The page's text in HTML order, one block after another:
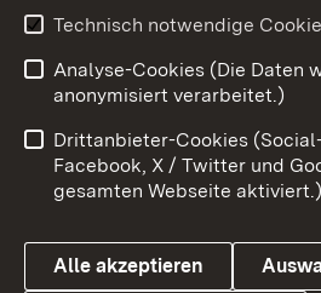
Youtube
Benutzungshinweise
Datenschutz
Technisch notwendige
Analyse-Cookies (Die Daten
anonymisiert verarbeitet.)
Drittanbieter-Cookies
Facebook, X / Twitter und
gesamten Webseite aktiviert.)
Alle akzeptieren